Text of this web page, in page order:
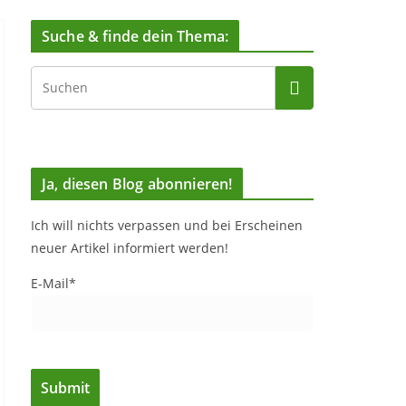
Suche & finde dein Thema:
Ja, diesen Blog abonnieren!
Ich will nichts verpassen und bei Erscheinen
neuer Artikel informiert werden!
E-Mail*